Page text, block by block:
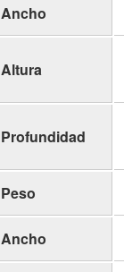
Ancho
Altura
Profundidad
Peso
Ancho